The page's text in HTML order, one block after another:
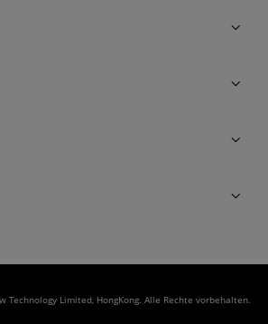
Technology Limited, HongKong. Alle Rechte vorbehalten.